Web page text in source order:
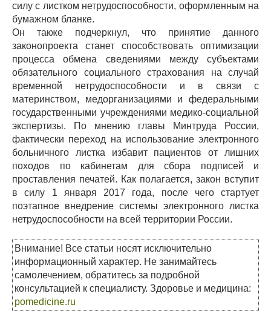
силу с листком нетрудоспособности, оформленным на
бумажном бланке.
Он также подчеркнул, что принятие данного
законопроекта станет способствовать оптимизации
процесса обмена сведениями между субъектами
обязательного социального страхования на случай
временной нетрудоспособности и в связи с
материнством, медорганизациями и федеральными
государственными учреждениями медико-социальной
экспертизы. По мнению главы Минтруда России,
фактически переход на использование электронного
больничного листка избавит пациентов от лишних
походов по кабинетам для сбора подписей и
проставления печатей. Как полагается, закон вступит
в силу 1 января 2017 года, после чего стартует
поэтапное внедрение системы электронного листка
нетрудоспособности на всей территории России.
Внимание! Все статьи носят исключительно
информационный характер. Не занимайтесь
самолечением, обратитесь за подробной
консультацией к специалисту. Здоровье и медицина:
pomedicine.ru